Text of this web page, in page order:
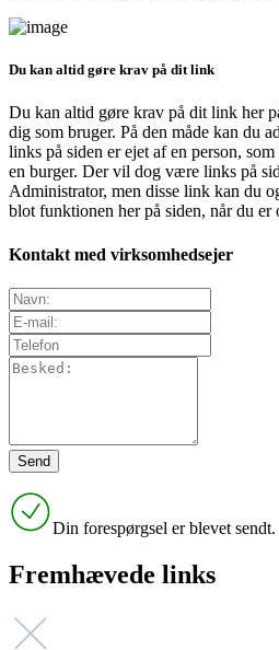
Du kan altid gøre krav på dit link
Du kan altid gøre krav på dit link her
dig som bruger. På den måde kan du
links på siden er ejet af en person,
en burger. Der vil dog være links på
Administrator, men disse link kan du
blot funktionen her på siden, når du er
Kontakt med virksomhedsejer
Din forespørgsel er blevet sendt.
Fremhævede links